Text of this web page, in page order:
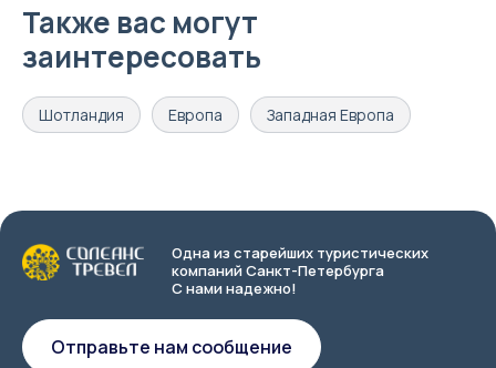
Также вас могут
заинтересовать
Шотландия Европа Западная Европа
Одна из старейших туристических
компаний Санкт-Петербурга
С нами надежно!
Отправьте нам сообщение